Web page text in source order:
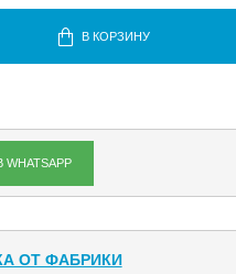
В КОРЗИНУ
ОТ ФАБРИКИ